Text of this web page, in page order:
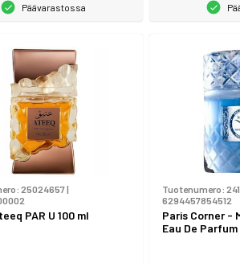
Päävarastossa
25024657|
PAR U 100 ml
Tuotenumero:
6294457854512
Paris Corner -
Eau De Parfum